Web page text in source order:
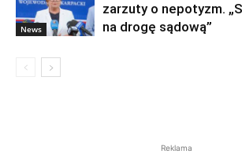
News
zarzuty o nepotyzm.
na drogę sądową”
Reklama